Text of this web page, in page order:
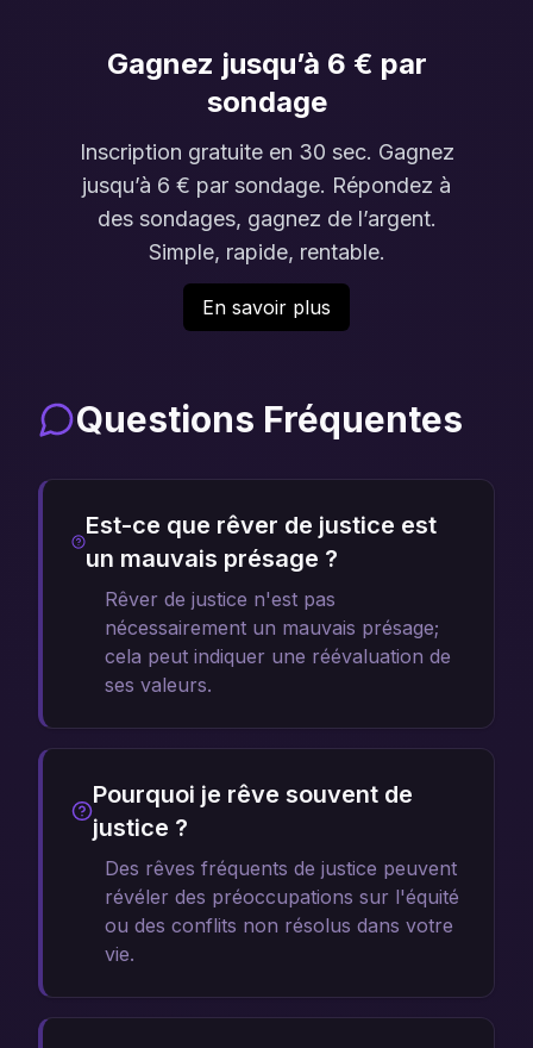
Gagnez jusqu’à 6 € par
sondage
Inscription gratuite en 30 sec. Gagnez
jusqu’à 6 € par sondage. Répondez à
des sondages, gagnez de l’argent.
Simple, rapide, rentable.
En savoir plus
Questions Fréquentes
Est-ce que rêver de justice est
un mauvais présage ?
Rêver de justice n'est pas
nécessairement un mauvais présage;
cela peut indiquer une réévaluation de
ses valeurs.
Pourquoi je rêve souvent de
justice ?
Des rêves fréquents de justice peuvent
révéler des préoccupations sur l'équité
ou des conflits non résolus dans votre
vie.